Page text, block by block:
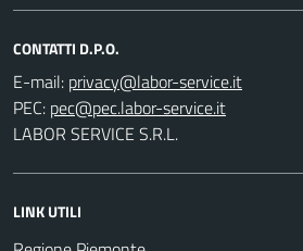
CONTATTI D.P.O.
E-mail:
PEC:
LABOR SERVICE S.R.L.
LINK UTILI